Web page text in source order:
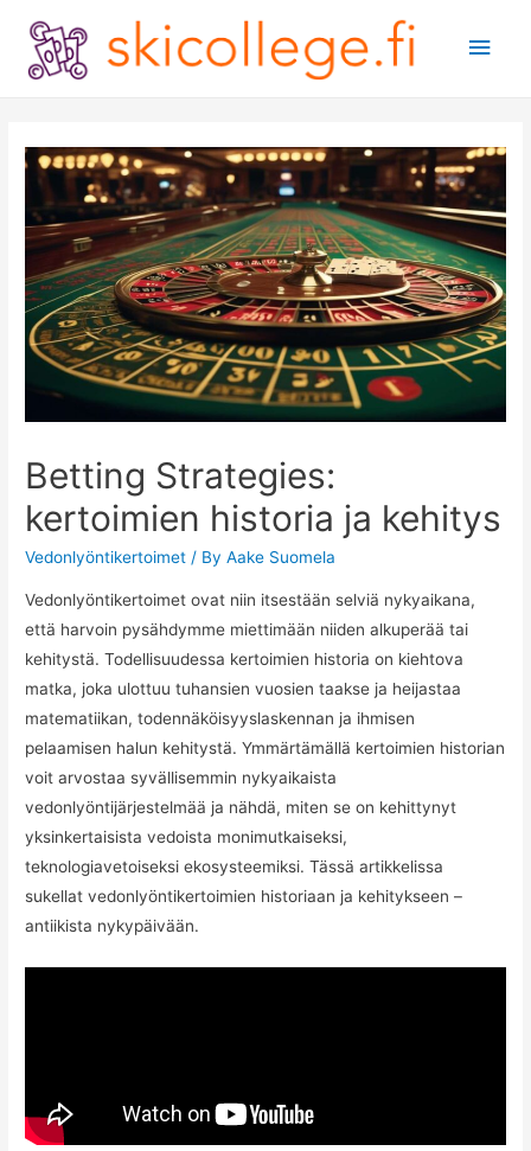
Main
Betting Strategies:
kertoimien historia ja kehitys
Vedonlyöntikertoimet / ByAake Suomela
Vedonlyöntikertoimet ovat niin itsestään selviä nykyaikana,
että harvoin pysähdymme miettimään niiden alkuperää tai
kehitystä. Todellisuudessa kertoimien historia on kiehtova
matka, joka ulottuu tuhansien vuosien taakse ja heijastaa
matematiikan, todennäköisyyslaskennan ja ihmisen
pelaamisen halun kehitystä. Ymmärtämällä kertoimien historian
voit arvostaa syvällisemmin nykyaikaista
vedonlyöntijärjestelmää ja nähdä, miten se on kehittynyt
yksinkertaisista vedoista monimutkaiseksi,
teknologiavetoiseksi ekosysteemiksi. Tässä artikkelissa
sukellat vedonlyöntikertoimien historiaan ja kehitykseen –
antiikista nykypäivään.